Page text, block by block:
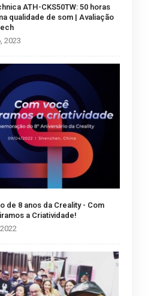
ATH-CKS50TW: 50 horas
qualidade de som | Avaliação
2023
de 8 anos da Creality - Com
a Criatividade!